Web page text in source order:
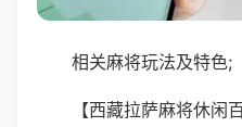
相关麻将玩法及特色;
【西藏拉萨麻将休闲